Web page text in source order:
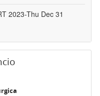
2023-Thu Dec 31